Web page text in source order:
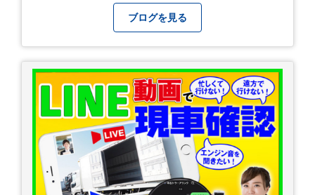
みようと思います。ブログを見る